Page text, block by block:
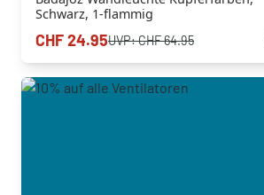
Schwarz, 1-flammig
CHF 24.95UVP:CHF 64.95